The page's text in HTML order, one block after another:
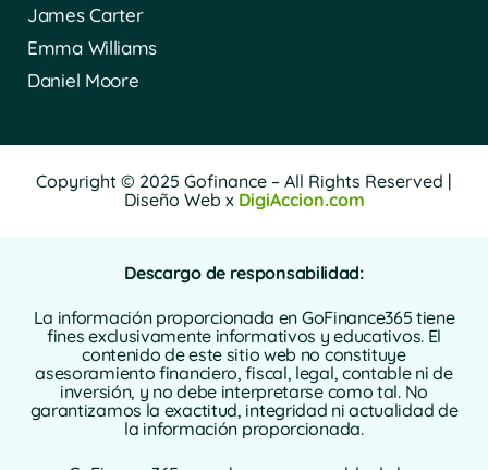
James Carter
Emma Williams
Daniel Moore
Copyright © 2025 Gofinance – All Rights Reserved |
Diseño Web x DigiAccion.com
Descargo de responsabilidad:
La información proporcionada en GoFinance365 tiene
fines exclusivamente informativos y educativos. El
contenido de este sitio web no constituye
asesoramiento financiero, fiscal, legal, contable ni de
inversión, y no debe interpretarse como tal. No
garantizamos la exactitud, integridad ni actualidad de
la información proporcionada.